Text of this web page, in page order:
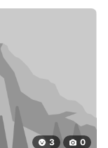
3
0